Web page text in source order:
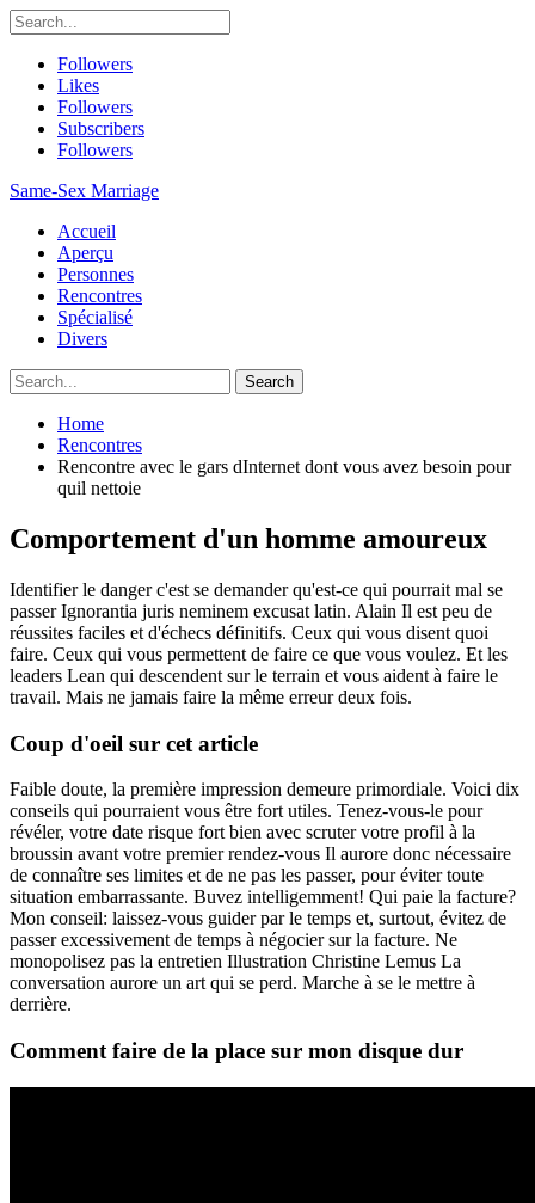
Followers
Likes
Followers
Subscribers
Followers
Same-Sex Marriage
Accueil
Aperçu
Personnes
Rencontres
Spécialisé
Divers
Home
Rencontres
Rencontre avec le gars dInternet dont vous avez besoin pour
quil nettoie
Comportement d'un homme amoureux
Identifier le danger c'est se demander qu'est-ce qui pourrait mal se
passer Ignorantia juris neminem excusat latin. Alain Il est peu de
réussites faciles et d'échecs définitifs. Ceux qui vous disent quoi
faire. Ceux qui vous permettent de faire ce que vous voulez. Et les
leaders Lean qui descendent sur le terrain et vous aident à faire le
travail. Mais ne jamais faire la même erreur deux fois.
Coup d'oeil sur cet article
Faible doute, la première impression demeure primordiale. Voici dix
conseils qui pourraient vous être fort utiles. Tenez-vous-le pour
révéler, votre date risque fort bien avec scruter votre profil à la
broussin avant votre premier rendez-vous Il aurore donc nécessaire
de connaître ses limites et de ne pas les passer, pour éviter toute
situation embarrassante. Buvez intelligemment! Qui paie la facture?
Mon conseil: laissez-vous guider par le temps et, surtout, évitez de
passer excessivement de temps à négocier sur la facture. Ne
monopolisez pas la entretien Illustration Christine Lemus La
conversation aurore un art qui se perd. Marche à se le mettre à
derrière.
Comment faire de la place sur mon disque dur